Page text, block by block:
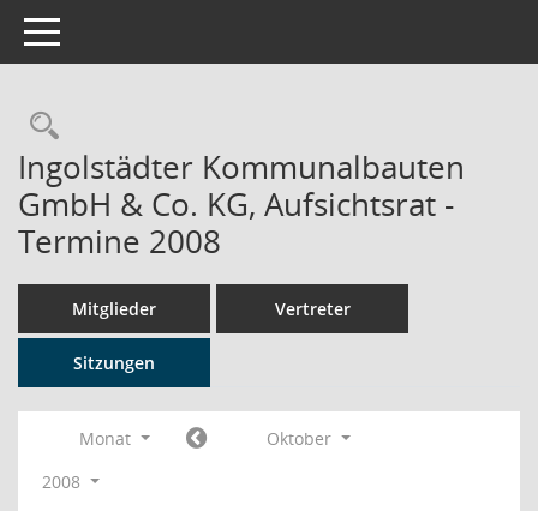
Toggle navigation
Rechercheauswahl
Ingolstädter Kommunalbauten
GmbH & Co. KG, Aufsichtsrat -
Termine 2008
Mitglieder Vertreter
Sitzungen
Monat
Oktober
2008